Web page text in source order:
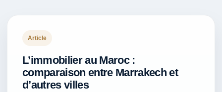
Article
L’immobilier au Maroc :
comparaison entre Marrakech et
d’autres villes